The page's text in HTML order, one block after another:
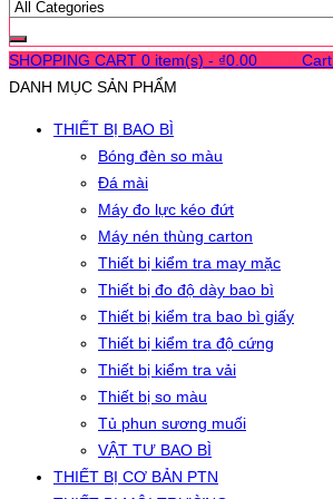
SHOPPING CART 0 item(s) - ₫0.00 Cart
DANH MỤC SẢN PHẨM
THIẾT BỊ BAO BÌ
Bóng đèn so màu
Đá mài
Máy đo lực kéo đứt
Máy nén thùng carton
Thiết bị kiểm tra may mặc
Thiết bị đo độ dày bao bì
Thiết bị kiểm tra bao bì giấy
Thiết bị kiểm tra độ cứng
Thiết bị kiểm tra vải
Thiết bị so màu
Tủ phun sương muối
VẬT TƯ BAO BÌ
THIẾT BỊ CƠ BẢN PTN